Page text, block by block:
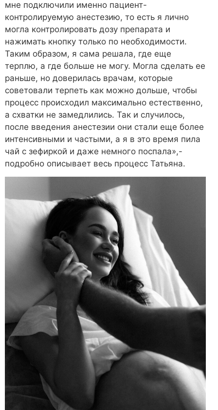
мне подключили именно пациент-
контролируемую анестезию, то есть я лично
могла контролировать дозу препарата и
нажимать кнопку только по необходимости.
Таким образом, я сама решала, где еще
терплю, а где больше не могу. Могла сделать ее
раньше, но доверилась врачам, которые
советовали терпеть как можно дольше, чтобы
процесс происходил максимально естественно,
а схватки не замедлились. Так и случилось,
после введения анестезии они стали еще более
интенсивными и частыми, а я в это время пила
чай с зефиркой и даже немного поспала»,-
подробно описывает весь процесс Татьяна.